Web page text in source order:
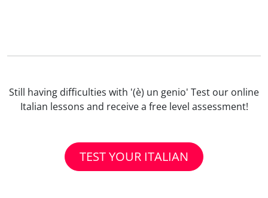
Still having difficulties with '(è) un genio' Test our online
Italian lessons and receive a free level assessment!
TEST YOUR ITALIAN